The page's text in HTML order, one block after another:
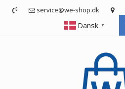
service@we-shop.dk
Dansk ▼